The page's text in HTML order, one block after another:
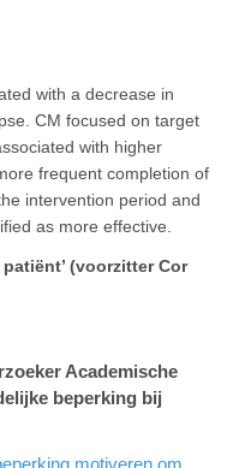
with a decrease in
CM focused on target
with higher
frequent completion of
intervention period and
as more effective.
(voorzitter Cor
Academische
beperking bij